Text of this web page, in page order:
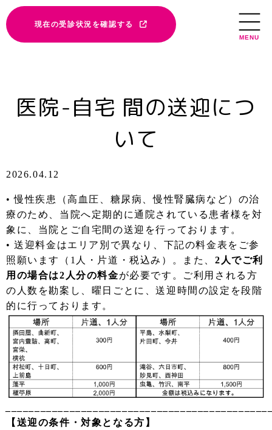
現在の受診状況を確認する
MENU
医院-自宅 間の送迎につ
いて
2026.04.12
• 慢性疾患（高血圧、糖尿病、慢性腎臓病など）の治
療のため、当院へ定期的に通院されている患者様を対
象に、当院とご自宅間の送迎を行っております。
• 送迎料金はエリア別で異なり、下記の料金表をご参
照願います（1人・片道・税込み）。また、 2人でご利
用の場合は2人分の料金が必要です。ご利用される方
の人数を勘案し、曜日ごとに、送迎時間の設定を段階
的に行っております。
【送迎の条件・対象となる方】